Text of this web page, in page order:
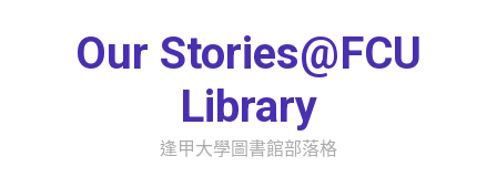
Our Stories@FCU
Library
逢甲大學圖書館部落格